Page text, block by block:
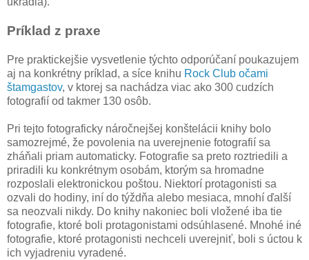
Príklad z praxe
Pre praktickejšie vysvetlenie týchto odporúčaní poukazujem
aj na konkrétny príklad, a síce knihu Rock Club očami
štamgastov, v ktorej sa nachádza viac ako 300 cudzích
fotografií od takmer 130 osôb.
Pri tejto fotograficky náročnejšej konštelácii knihy bolo
samozrejmé, že povolenia na uverejnenie fotografií sa
zháňali priam automaticky. Fotografie sa preto roztriedili a
priradili ku konkrétnym osobám, ktorým sa hromadne
rozposlali elektronickou poštou. Niektorí protagonisti sa
ozvali do hodiny, iní do týždňa alebo mesiaca, mnohí ďalší
sa neozvali nikdy. Do knihy nakoniec boli vložené iba tie
fotografie, ktoré boli protagonistami odsúhlasené. Mnohé iné
fotografie, ktoré protagonisti nechceli uverejniť, boli s úctou k
ich vyjadreniu vyradené.